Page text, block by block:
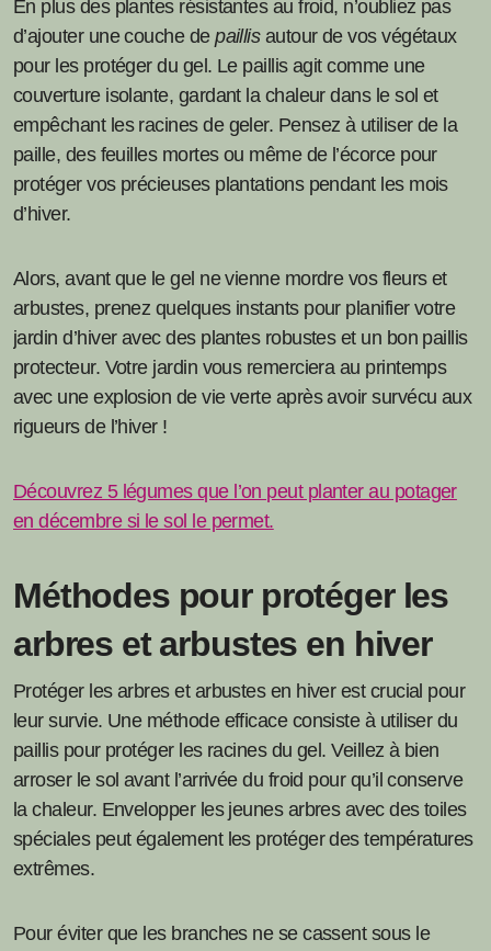
En plus des plantes résistantes au froid, n’oubliez pas
d’ajouter une couche depaillisautour de vos végétaux
pour les protéger du gel. Le paillis agit comme une
couverture isolante, gardant la chaleur dans le sol et
empêchant les racines de geler. Pensez à utiliser de la
paille, des feuilles mortes ou même de l’écorce pour
protéger vos précieuses plantations pendant les mois
d’hiver.
Alors, avant que le gel ne vienne mordre vos fleurs et
arbustes, prenez quelques instants pour planifier votre
jardin d’hiver avec des plantes robustes et un bon paillis
protecteur. Votre jardin vous remerciera au printemps
avec une explosion de vie verte après avoir survécu aux
rigueurs de l’hiver !
Découvrez 5 légumes que l’on peut planter au potager
en décembre si le sol le permet.
Méthodes pour protéger les
arbres et arbustes en hiver
Protéger les arbres et arbustes en hiver est crucial pour
leur survie. Une méthode efficace consiste à utiliser du
paillis pour protéger les racines du gel. Veillez à bien
arroser le sol avant l’arrivée du froid pour qu’il conserve
la chaleur. Envelopper les jeunes arbres avec des toiles
spéciales peut également les protéger des températures
extrêmes.
Pour éviter que les branches ne se cassent sous le